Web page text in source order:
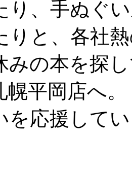
り、手ぬぐ
りと、各社
みの本を探
幌平岡店へ
を応援して